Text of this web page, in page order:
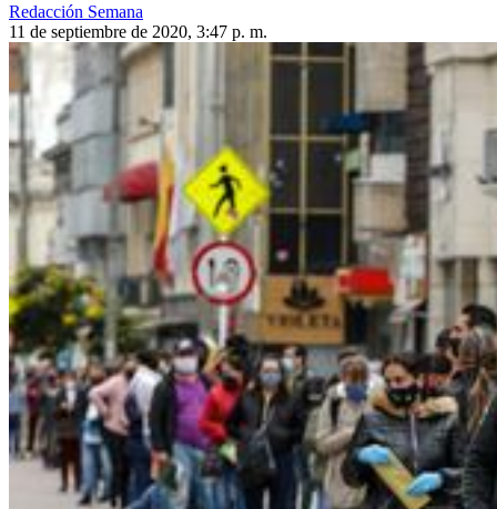
Redacción Semana
11 de septiembre de 2020, 3:47 p. m.